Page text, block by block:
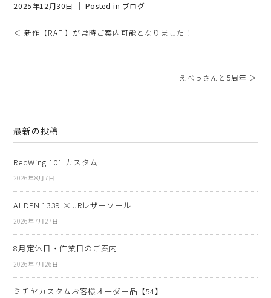
2025年12月30日 ｜ Posted in ブログ
＜ 新作【RAF 】が常時ご案内可能となりました！
えべっさんと5周年 ＞
最新の投稿
RedWing 101 カスタム
2026年8月7日
ALDEN 1339 × JRレザーソール
2026年7月27日
8月定休日・作業日のご案内
2026年7月26日
ミチヤカスタムお客様オーダー品【54】